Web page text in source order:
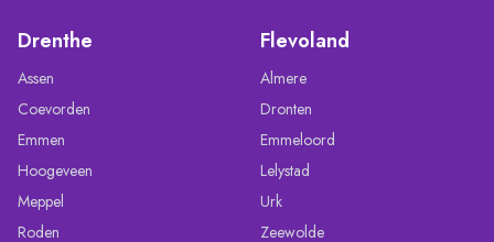
Drenthe
Assen
Coevorden
Emmen
Hoogeveen
Meppel
Roden
Flevoland
Almere
Dronten
Emmeloord
Lelystad
Urk
Zeewolde